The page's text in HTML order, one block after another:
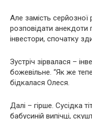
Але замість
розповідати анекдоти
інвестори, спочатку
Зустріч зірвалася –
божевільне. “Як же
бідкалася Олеся.
Далі – гірше. Сусідка
бабусиній випічці,